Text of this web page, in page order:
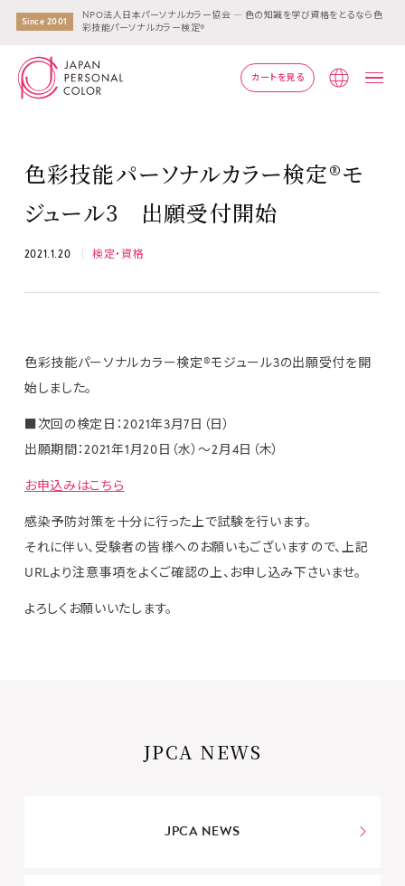
Since 2001
NPO法人日本パーソナルカラー協会 ― 色の知識を学び資格をとるなら色
彩技能パーソナルカラー検定®
カートを見る
色彩技能パーソナルカラー検定®モ
ジュール3 出願受付開始
2021.1.20 検定・資格
色彩技能パーソナルカラー検定®モジュール3の出願受付を開
始しました。
■次回の検定日：2021年3月7日（日）
出願期間：2021年1月20日（水）～2月4日（木）
お申込みはこちら
感染予防対策を十分に行った上で試験を行います。
それに伴い、受験者の皆様へのお願いもございますので、上記
URLより注意事項をよくご確認の上、お申し込み下さいませ。
よろしくお願いいたします。
JPCA NEWS
JPCA NEWS